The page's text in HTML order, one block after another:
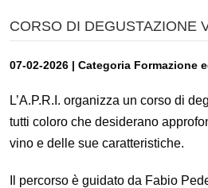
CORSO DI DEGUSTAZIONE
07-02-2026 | Categoria Formazione
L’A.P.R.I. organizza un corso di
tutti coloro che desiderano
vino e delle sue caratteristiche.
Il percorso è guidato da Fabio